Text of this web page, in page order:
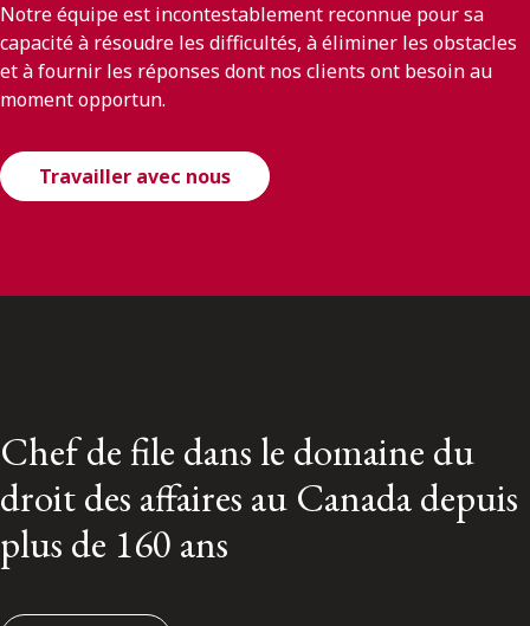
Notre équipe est incontestablement reconnue pour sa
capacité à résoudre les difficultés, à éliminer les obstacles
et à fournir les réponses dont nos clients ont besoin au
moment opportun.
Travailler avec nous
Chef de file dans le domaine du
droit des affaires au Canada depuis
plus de 160 ans